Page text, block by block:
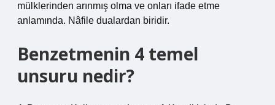
mülklerinden arınmış olma ve onları ifade etme
anlamında. Nâfile dualardan biridir.
Benzetmenin 4 temel
unsuru nedir?